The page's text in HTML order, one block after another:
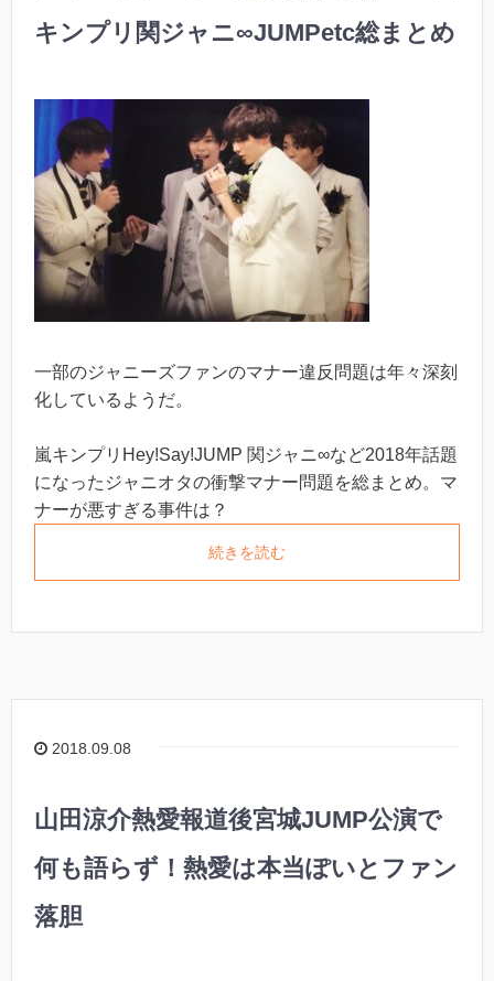
キンプリ関ジャニ∞JUMPetc総まとめ
一部のジャニーズファンのマナー違反問題は年々深刻
化しているようだ。
嵐キンプリHey!Say!JUMP 関ジャニ∞など2018年話題
になったジャニオタの衝撃マナー問題を総まとめ。マ
ナーが悪すぎる事件は？
続きを読む
2018.09.08
山田涼介熱愛報道後宮城JUMP公演で
何も語らず！熱愛は本当ぽいとファン
落胆